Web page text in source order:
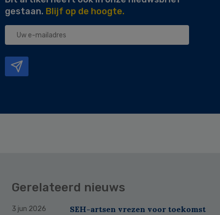
gestaan. Blijf op de hoogte.
Uw
Gerelateerd nieuws
3 jun 2026
SEH-artsen vrezen voor toekomst